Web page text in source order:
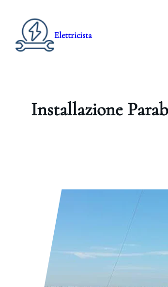
Elettricista
Installazione